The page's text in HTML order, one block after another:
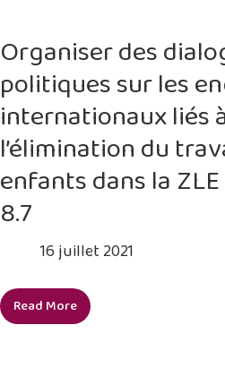
enfants
mondiale
à
éradiquer
travail
des
enfants
Organiser des
politiques sur les
internationaux liés
l’élimination du
enfants dans la ZLE
8.7
16 juillet 2021
Read More
Organiser